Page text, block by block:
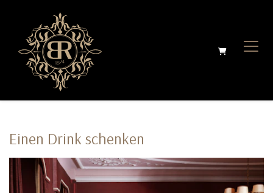
Einen Drink schenken